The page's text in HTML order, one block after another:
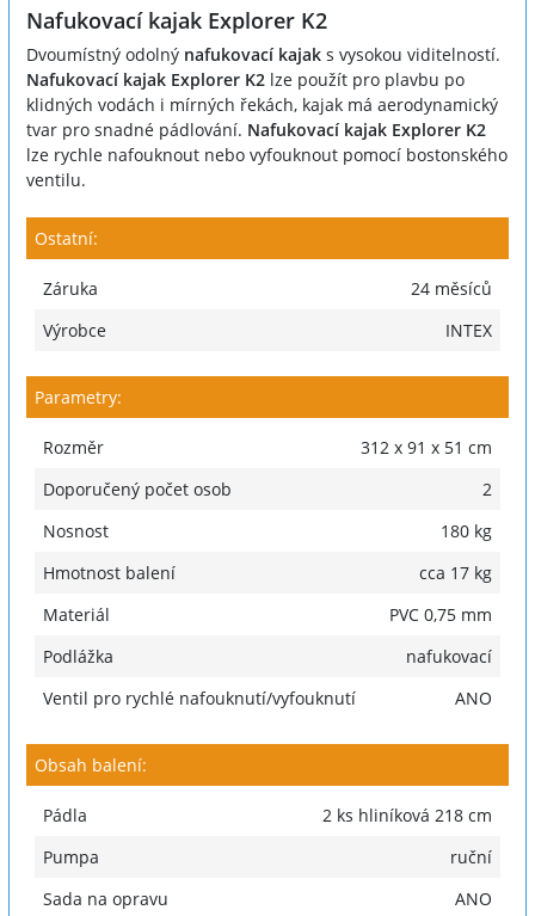
Nafukovací kajak Explorer K2
Dvoumístný odolný nafukovací kajak s vysokou viditelností.
Nafukovací kajak Explorer K2 lze použít pro plavbu po
klidných vodách i mírných řekách, kajak má aerodynamický
tvar pro snadné pádlování. Nafukovací kajak Explorer K2
lze rychle nafouknout nebo vyfouknout pomocí bostonského
ventilu.
Ostatní:
Záruka
24 měsíců
Výrobce
INTEX
Parametry:
Rozměr
312 x 91 x 51 cm
Doporučený počet osob
2
Nosnost
180 kg
Hmotnost balení
cca 17 kg
Materiál
PVC 0,75 mm
Podlážka
nafukovací
Ventil pro rychlé nafouknutí/vyfouknutí
ANO
Obsah balení:
Pádla
2 ks hliníková 218 cm
Pumpa
ruční
Sada na opravu
ANO